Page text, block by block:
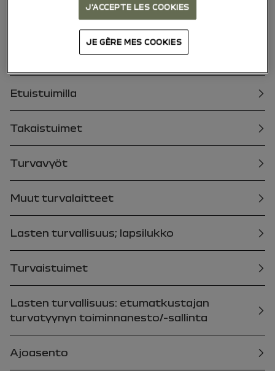
Avain, kaukosäädin
Ovet ja luukut
Etuistuimilla
Takaistuimet
Turvavyöt
Muut turvalaitteet
Lasten turvallisuus; lapsilukko
Turvaistuimet
Lasten turvallisuus: etumatkustajan
turvatyynyn toiminnanesto/-sallinta
Ajoasento
J'ACCEPTE LES COOKIES
JE GÈRE MES COOKIES